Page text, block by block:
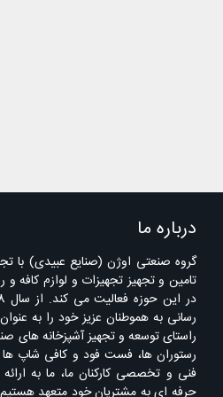
درباره ما
گروه صنعتی اوژن (صنایع عبیدی) با
تامین و تجهیز تجهیزات و لوازم کافه و
رسانی به هموطنان عزیز خود را به
راستای توسعه و تجهیز آشپزخانه های
رستوران ها، فست فود و کافی شاپ
فنی و تخصصی کارکنان ما، ما به
حرفه ای به مشتریان خود متعهد